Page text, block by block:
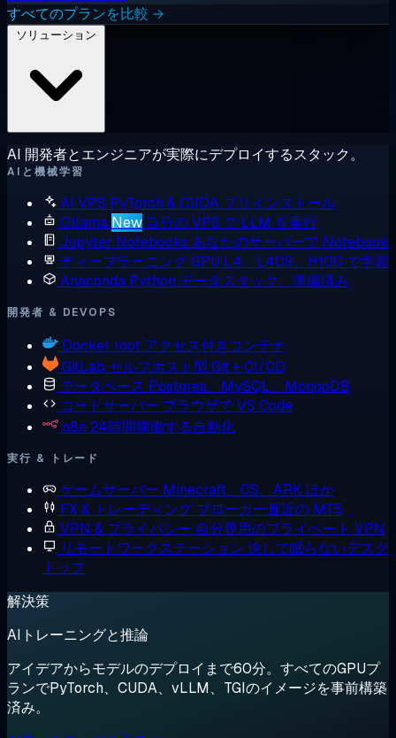
すべてのプランを比較 →
AI 開発者とエンジニアが実際にデプロイするスタック。
AIと機械学習
AI VPS PyTorch & CUDA プリインストール
Ollama New 自分の VPS で LLM を実行
Jupyter Notebooks あなたのサーバーで Notebook
ディープラーニング GPU L4、L40S、H100 で学習
Anaconda Python データスタック、準備済み
開発者 & DEVOPS
Docker root アクセス付きコンテナ
GitLab セルフホスト型 Git + CI/CD
データベース Postgres、MySQL、MongoDB
コードサーバー ブラウザで VS Code
n8n 24時間稼働する自動化
実行 & トレード
ゲームサーバー Minecraft、CS、ARK ほか
FX & トレーディング ブローカー直近の MT5
VPN & プライバシー 自分専用のプライベート VPN
リモートワークステーション 決して眠らないデスク
トップ
解決策
AIトレーニングと推論
アイデアからモデルのデプロイまで60分。すべてのGPUプ
ランでPyTorch、CUDA、vLLM、TGIのイメージを事前構築
済み。